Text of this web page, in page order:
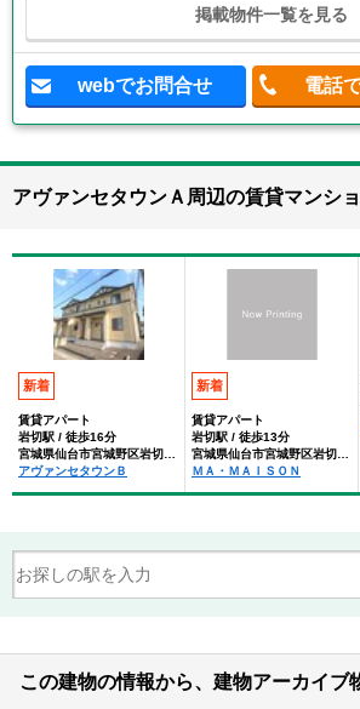
掲載物件一覧を見る
webでお問合せ 電話
アヴァンセタウンＡ周辺の賃貸マンシ
新着
賃貸アパート
岩切駅 / 徒歩16分
宮城県仙台市宮城野区岩切分台２丁目
アヴァンセタウンＢ
新着
賃貸アパート
岩切駅 / 徒歩13分
宮城県仙台市宮城野区岩切分台２丁目
ＭＡ・ＭＡＩＳＯＮ
この建物の情報から、建物アーカイブ